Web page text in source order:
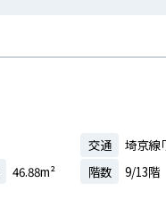
交通
埼京線
46.88m² 階数 9/13階